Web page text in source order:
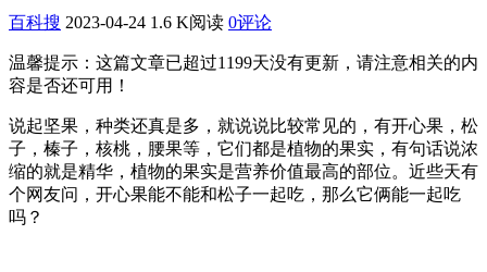
百科搜 2023-04-24 1.6 K阅读 0评论
温馨提示：这篇文章已超过1199天没有更新，请注意相关的内
容是否还可用！
说起坚果，种类还真是多，就说说比较常见的，有开心果，松
子，榛子，核桃，腰果等，它们都是植物的果实，有句话说浓
缩的就是精华，植物的果实是营养价值最高的部位。近些天有
个网友问，开心果能不能和松子一起吃，那么它俩能一起吃
吗？